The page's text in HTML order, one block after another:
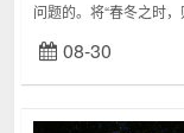
问题的。将“春冬之时
为：“回旋的清波”——真
样吗？在冬末春初时节
08-30